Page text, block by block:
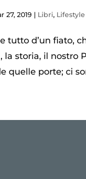
27, 2019 | Libri, Lifestyle
tutto d’un fiato,
la storia, il nostro
quelle porte; ci